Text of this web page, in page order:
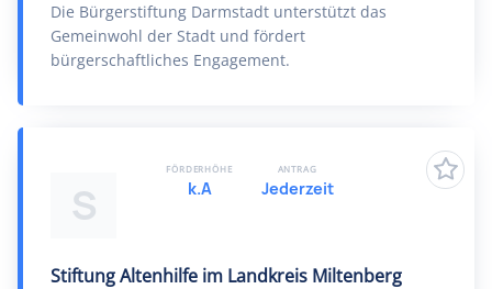
Die Bürgerstiftung Darmstadt unterstützt das
Gemeinwohl der Stadt und fördert
bürgerschaftliches Engagement.
S
Stiftung Altenhilfe im Landkreis Miltenberg
FÖRDERHÖHE
k.A
ANTRAG
Jederzeit